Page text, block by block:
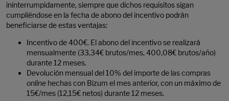
ininterrumpidamente, siempre que dichos requisitos sigan
cumpliéndose en la fecha de abono del incentivo podrán
beneficiarse de estas ventajas:
Incentivo de 400€. El abono del incentivo se realizará
mensualmente (33,34€ brutos/mes, 400,08€ brutos/año)
durante 12 meses.
Devolución mensual del 10% del importe de las compras
online hechas con Bizum el mes anterior, con un máximo de
15€/mes (12,15€ netos) durante 12 meses.